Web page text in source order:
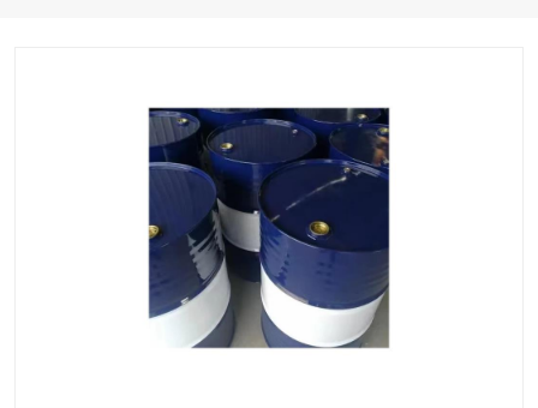
回收废清洗剂 上门回收废清洗剂